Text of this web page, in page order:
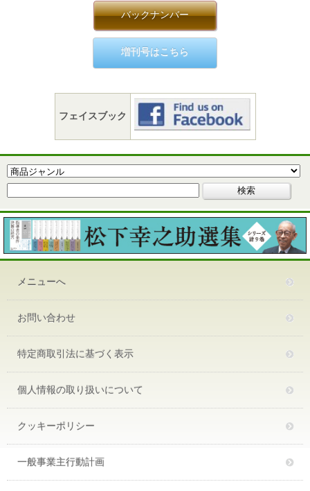
バックナンバー
増刊号はこちら
フェイスブック
メニューへ
お問い合わせ
特定商取引法に基づく表示
個人情報の取り扱いについて
クッキーポリシー
一般事業主行動計画